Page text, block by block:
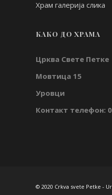
Храм галерија слика
КАКО ДО ХРАМА
Црква Свете Петке
Мовтица 15
Уровци
Контакт телефон:
© 2020 Crkva svete Petke -